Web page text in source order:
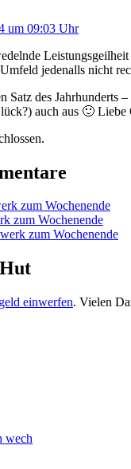
um 09:03 Uhr
jedenalls nicht
Satz des Jahrhunderts
auch aus 🙂 Liebe
zum Wochenende
zum Wochenende
zum Wochenende
einwerfen. Vielen
wech